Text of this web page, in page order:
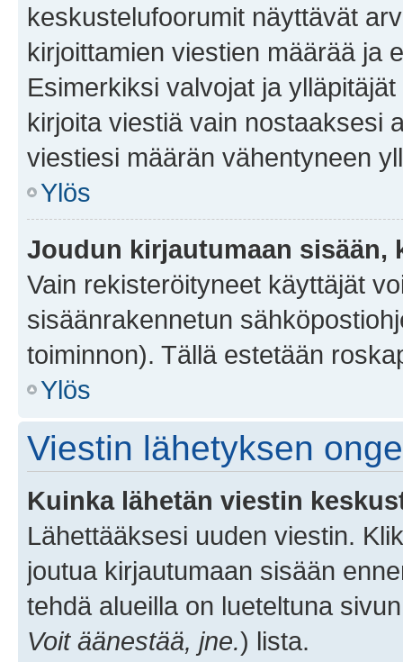
keskustelufoorumit näyttävät
kirjoittamien viestien määrää ja
Esimerkiksi valvojat ja
kirjoita viestiä vain nostaaksesi
viestiesi määrän vähentyneen
Ylös
Joudun kirjautumaan sisään,
Vain rekisteröityneet käyttäjät
sisäänrakennetun
toiminnon). Tällä estetään
Ylös
Viestin lähetyksen
Kuinka lähetän viestin
Lähettääksesi uuden viestin.
joutua kirjautumaan sisään
tehdä alueilla on lueteltuna
Voit äänestää, jne.) lista.